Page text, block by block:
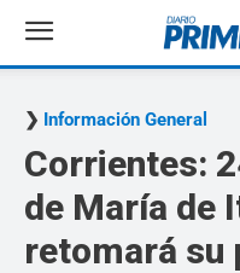
Información General
Corrientes:
de María de
retomará su